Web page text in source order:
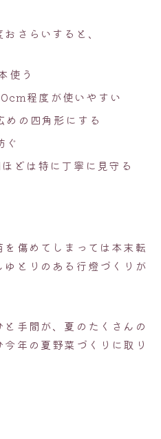
さらいすると、
使う
程度が使いやすい
めの四角形にする
ぐ
どは特に丁寧に見守る
傷めてしまっては本末転
とりのある行燈づくりが
手間が、夏のたくさんの
年の夏野菜づくりに取り